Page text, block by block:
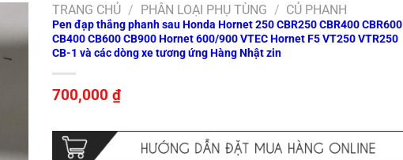
TRANG CHỦ / PHÂN LOẠI PHỤ TÙNG / CỦ PHANH
Pen đạp thắng phanh sau Honda Hornet 250 CBR250 CBR400 CBR600
CB400 CB600 CB900 Hornet 600/900 VTEC Hornet F5 VT250 VTR250
CB-1 và các dòng xe tương ứng Hàng Nhật zin
700,000₫